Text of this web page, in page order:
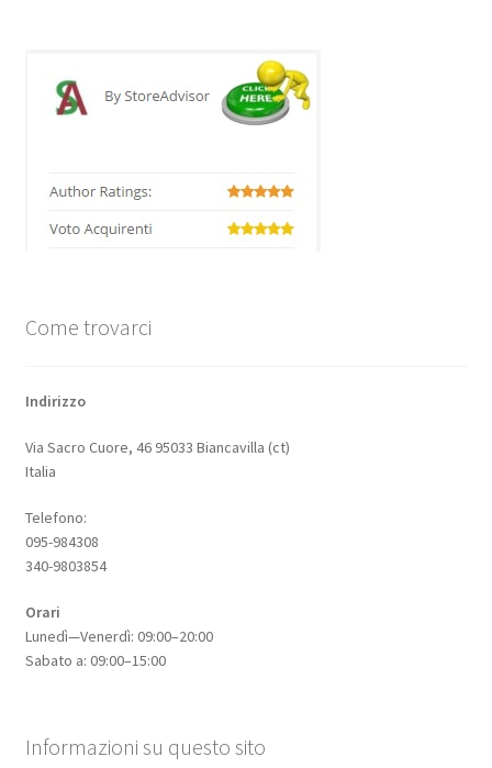
Come trovarci
Indirizzo
Via Sacro Cuore, 46 95033 Biancavilla (ct)
Italia
Telefono:
095-984308
340-9803854
Orari
Lunedì—Venerdì: 09:00–20:00
Sabato a: 09:00–15:00
Informazioni su questo sito